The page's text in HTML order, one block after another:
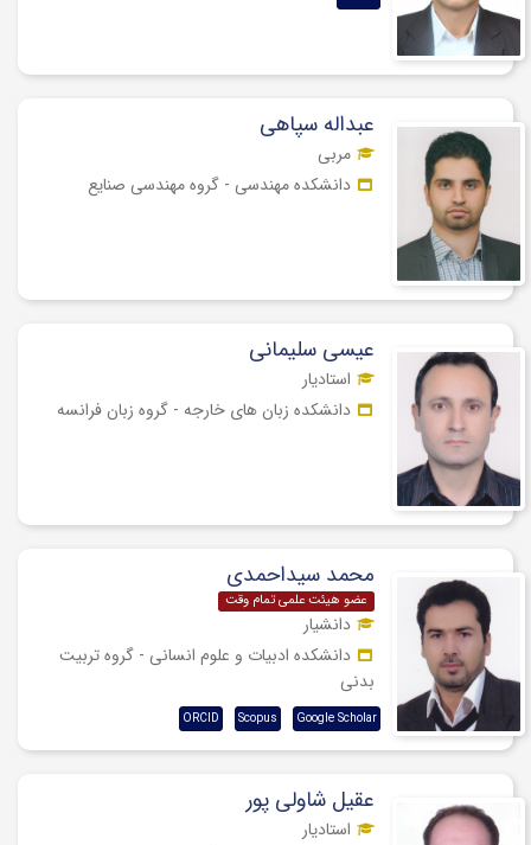
عبداله سپاهی
مربی
دانشکده مهندسی - گروه مهندسی صنایع
عیسی سلیمانی
استادیار
دانشکده زبان های خارجه - گروه زبان فرانسه
محمد سیداحمدی
عضو هیئت علمی تمام وقت
دانشیار
دانشکده ادبیات و علوم انسانی - گروه تربیت
بدنی
Google Scholar
Scopus
ORCID
عقیل شاولی پور
استادیار